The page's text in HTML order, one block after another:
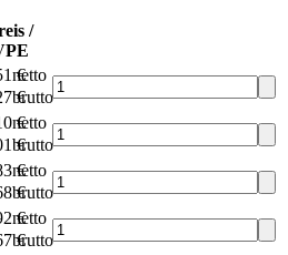
/
€
netto
€
brutto*
€
netto
€
brutto*
€
netto
€
brutto*
€
netto
€
brutto*